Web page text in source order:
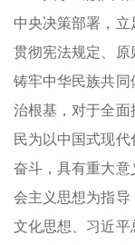
中央决策部署，
贯彻宪法规定、
铸牢中华民族共
治根基，对于全面
民为以中国式现
奋斗，具有重大
会主义思想为指
文化思想、习近